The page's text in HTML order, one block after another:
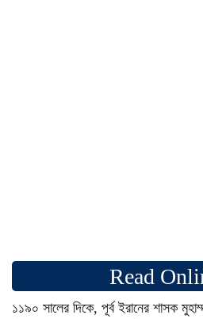
Read
১১৯০ সালের দিকে, পূর্ব ইরানের শাসক